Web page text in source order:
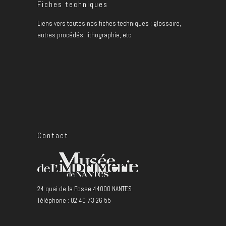
Fiches techniques
Liens vers toutes nos fiches techniques : glossaire,
autres procédés, lithographie, etc.
Contact
24 quai de la Fosse 44000 NANTES
Téléphone : 02 40 73 26 55